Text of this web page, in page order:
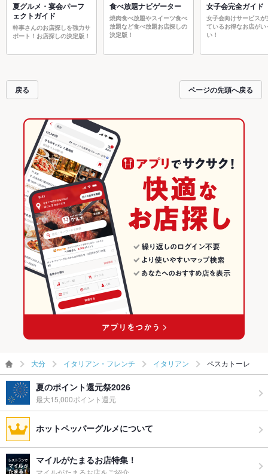
夏グルメ・宴会パーフ
ェクトガイド
幹事さんのお店探しを強力サ
ポート！お店探しの決定版！
食べ放題ナビゲーター
焼肉食べ放題やスイーツ食べ
放題など食べ放題お店探しの
決定版！
女子会完全ガイド
女子会向けサービスが
ているお得なお店がい
い！
戻る ページの先頭へ戻る
大分 イタリアン・フレンチ イタリアン ペスカトーレ
夏のポイント還元祭2026
最大15,000ポイント還元
ホットペッパーグルメについて
マイルがたまるお店特集！